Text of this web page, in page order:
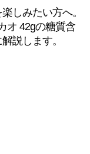
しみたい方へ。
オ 42gの糖質含
説します。